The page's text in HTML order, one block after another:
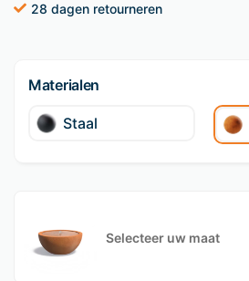
28 dagen retourneren
Materialen
Staal
Selecteer uw maat